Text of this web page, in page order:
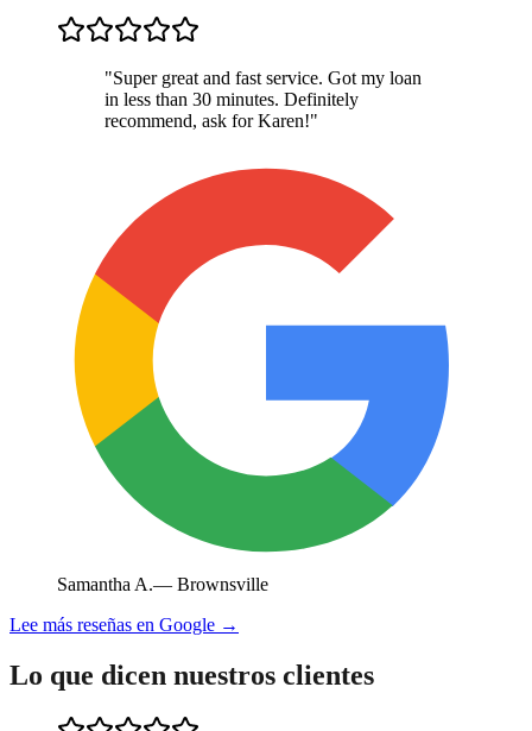
"Super great and fast service. Got my loan
in less than 30 minutes. Definitely
recommend, ask for Karen!"
Samantha A.— Brownsville
Lee más reseñas en Google →
Lo que dicen nuestros clientes